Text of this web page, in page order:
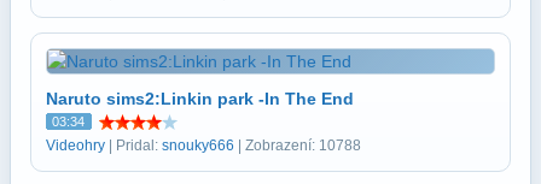
Naruto sims2:Linkin park -In The End
03:34
Videohry | Pridal: snouky666 | Zobrazení: 10788